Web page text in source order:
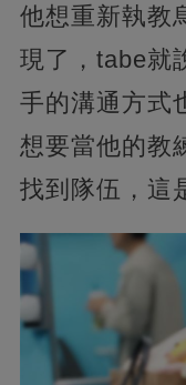
他想重新執教
現了，tabe就
手的溝通方式
想要當他的教
找到隊伍，這